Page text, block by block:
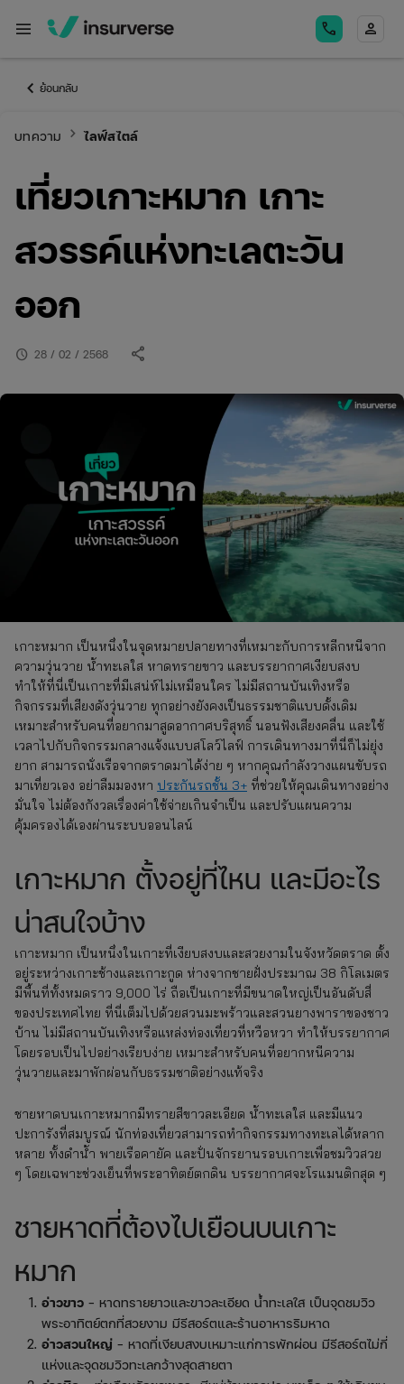
menu call person
keyboard_arrow_left ย้อนกลับ
บทความ keyboard_arrow_right ไลฟ์สไตล์
เที่ยวเกาะหมาก เกาะ
สวรรค์แห่งทะเลตะวัน
ออก
schedule 28 / 02 / 2568 share
เกาะหมาก เป็นหนึ่งในจุดหมายปลายทางที่เหมาะกับการหลีกหนีจาก
ความวุ่นวาย น้ำทะเลใส หาดทรายขาว และบรรยากาศเงียบสงบ
ทำให้ที่นี่เป็นเกาะที่มีเสน่ห์ไม่เหมือนใคร ไม่มีสถานบันเทิงหรือ
กิจกรรมที่เสียงดังวุ่นวาย ทุกอย่างยังคงเป็นธรรมชาติแบบดั้งเดิม
เหมาะสำหรับคนที่อยากมาสูดอากาศบริสุทธิ์ นอนฟังเสียงคลื่น และใช้
เวลาไปกับกิจกรรมกลางแจ้งแบบสโลว์ไลฟ์ การเดินทางมาที่นี่ก็ไม่ยุ่ง
ยาก สามารถนั่งเรือจากตราดมาได้ง่าย ๆ หากคุณกำลังวางแผนขับรถ
มาเที่ยวเอง อย่าลืมมองหา ประกันรถชั้น 3+ ที่ช่วยให้คุณเดินทางอย่าง
มั่นใจ ไม่ต้องกังวลเรื่องค่าใช้จ่ายเกินจำเป็น และปรับแผนความ
คุ้มครองได้เองผ่านระบบออนไลน์
เกาะหมาก ตั้งอยู่ที่ไหน และมีอะไร
น่าสนใจบ้าง
เกาะหมาก เป็นหนึ่งในเกาะที่เงียบสงบและสวยงามในจังหวัดตราด ตั้ง
อยู่ระหว่างเกาะช้างและเกาะกูด ห่างจากชายฝั่งประมาณ 38 กิโลเมตร
มีพื้นที่ทั้งหมดราว 9,000 ไร่ ถือเป็นเกาะที่มีขนาดใหญ่เป็นอันดับสี่
ของประเทศไทย ที่นี่เต็มไปด้วยสวนมะพร้าวและสวนยางพาราของชาว
บ้าน ไม่มีสถานบันเทิงหรือแหล่งท่องเที่ยวที่หวือหวา ทำให้บรรยากาศ
โดยรอบเป็นไปอย่างเรียบง่าย เหมาะสำหรับคนที่อยากหนีความ
วุ่นวายและมาพักผ่อนกับธรรมชาติอย่างแท้จริง
ชายหาดบนเกาะหมากมีทรายสีขาวละเอียด น้ำทะเลใส และมีแนว
ปะการังที่สมบูรณ์ นักท่องเที่ยวสามารถทำกิจกรรมทางทะเลได้หลาก
หลาย ทั้งดำน้ำ พายเรือคายัค และปั่นจักรยานรอบเกาะเพื่อชมวิวสวย
ๆ โดยเฉพาะช่วงเย็นที่พระอาทิตย์ตกดิน บรรยากาศจะโรแมนติกสุด ๆ
ชายหาดที่ต้องไปเยือนบนเกาะ
หมาก
อ่าวขาว – หาดทรายยาวและขาวละเอียด น้ำทะเลใส เป็นจุดชมวิว
พระอาทิตย์ตกที่สวยงาม มีรีสอร์ตและร้านอาหารริมหาด
อ่าวสวนใหญ่ – หาดที่เงียบสงบเหมาะแก่การพักผ่อน มีรีสอร์ตไม่กี่
แห่งและจุดชมวิวทะเลกว้างสุดสายตา